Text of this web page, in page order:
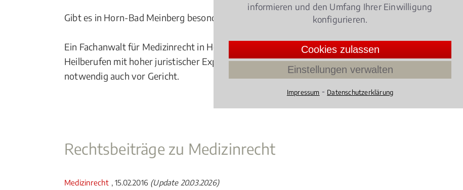
Gibt es in Horn-Bad Meinberg besondere Regelungen im Hinblick auf dasMedizinrecht zu
Ein Fachanwalt für Medizinrecht in Horn-Bad Meinberg vertritt die Interessen von Patienten,
Heilberufen mit hoher juristischer Expertise und langjähriger Erfahrung – außergerichtlich, vor
notwendig auch vor Gericht.
Rechtsbeiträge zu Medizinrecht
Medizinrecht , 15.02.2016 (Update 20.03.2026)
informieren und den Umfang Ihrer Einwilligung
konfigurieren.
Cookies zulassen
Einstellungen verwalten
Impressum ⁃ Datenschutzerklärung